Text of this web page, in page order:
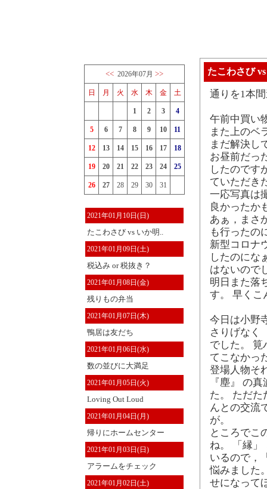
<< 2026年07月 >>
日 月 火 水 木 金 土
1 2 3 4
5 6 7 8 9 10 11
12 13 14 15 16 17 18
19 20 21 22 23 24 25
26 27 28 29 30 31
2021年01月10日(日)
たこわさび vs いか明..
2021年01月09日(土)
税込み or 税抜き？
2021年01月08日(金)
残りもの弁当
2021年01月07日(木)
鴨居は友だち
2021年01月06日(水)
数の並びに大満足
2021年01月05日(火)
Loving Out Loud
2021年01月04日(月)
帰りにホームセンター
2021年01月03日(日)
アラームをチェック
2021年01月02日(土)
たこわさび
通りを1本
午前中買い
また上のベ
まだ解決し
お昼前だっ
したのです
ていただき
一応写真は
良かったか
あぁ，まさ
も行ったの
新型コロナ
したのにな
はないので
明日また落
す。 早くこ
今日は小野
さりげなく
でした。 筧
てこなかっ
登場人物そ
『塵』 の
た。 ただた
んとの交流
が。
ところでこ
ね。 「縁」
いるので，
悩みました
せになって